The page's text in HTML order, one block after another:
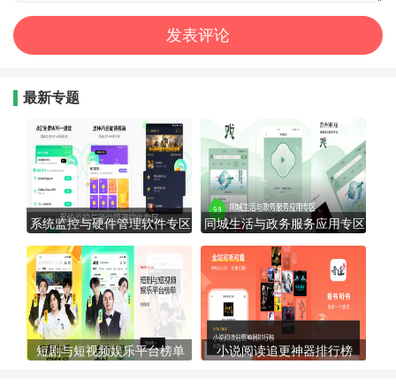
最新专题
系统监控与硬件管理软件专区 同城生活与政务服务应用专区
短剧与短视频娱乐平台榜单 小说阅读追更神器排行榜